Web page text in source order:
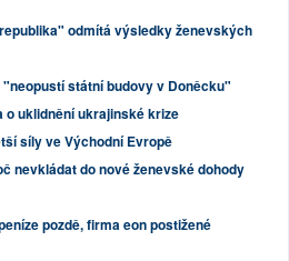
odmítá výsledky ženevských
státní budovy v Doněcku"
o uklidnění ukrajinské krize
síly ve Východní Evropě
nevkládat do nové ženevské dohody
pozdě, firma eon postižené